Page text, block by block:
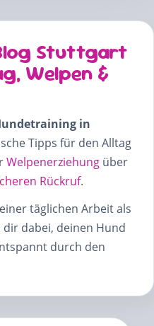
Stuttgart
Welpen &
in
Tipps für den Alltag
Welpenerziehung über
Rückruf.
täglichen Arbeit als
dabei, deinen Hund
durch den